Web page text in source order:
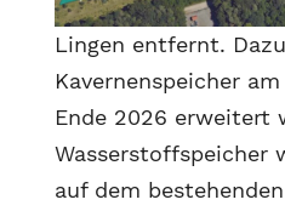
Lingen entfernt.
Kavernenspeicher
Ende 2026 erweitert
Wasserstoffspeicher
auf dem